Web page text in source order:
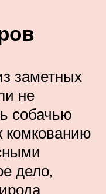
заметных
не
собачью
комкованию
дело,